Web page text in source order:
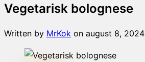
Vegetarisk bolognese
Written by MrKok on august 8, 2024